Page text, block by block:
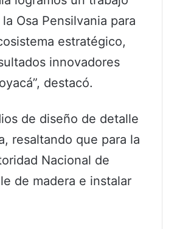
Osa Pensilvania para
estratégico,
innovadores
destacó.
de diseño de detalle
resaltando que para la
Nacional de
de madera e instalar